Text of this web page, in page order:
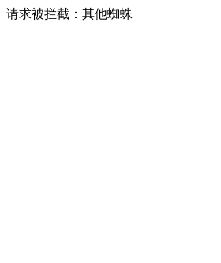
请求被拦截：其他蜘蛛